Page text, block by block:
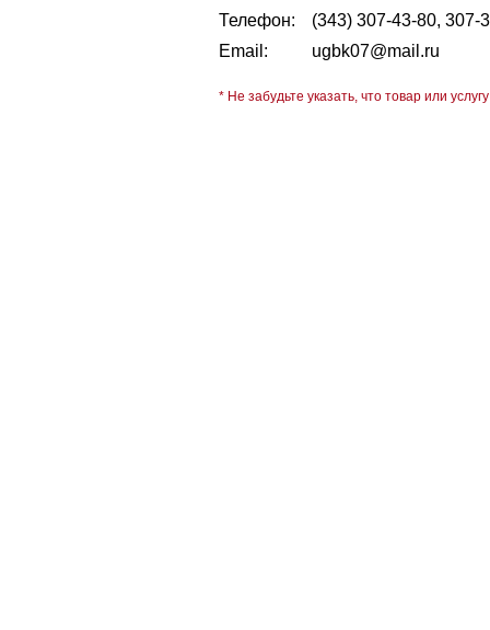
Телефон:
(343) 307-43-80, 307-
Email:
ugbk07@mail.ru
* Не забудьте указать, что товар или